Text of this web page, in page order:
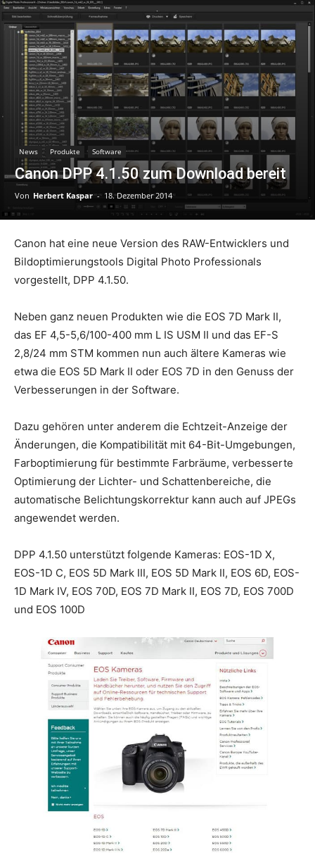
News Produkte Software
Canon DPP 4.1.50 zum Download bereit
Von Herbert Kaspar - 18. Dezember 2014
Canon hat eine neue Version des RAW-Entwicklers und
Bildoptimierungstools Digital Photo Professionals
vorgestellt, DPP 4.1.50.
Neben ganz neuen Produkten wie die EOS 7D Mark II,
das EF 4,5-5,6/100-400 mm L IS USM II und das EF-S
2,8/24 mm STM kommen nun auch ältere Kameras wie
etwa die EOS 5D Mark II oder EOS 7D in den Genuss der
Verbesserungen in der Software.
Dazu gehören unter anderem die Echtzeit-Anzeige der
Änderungen, die Kompatibilität mit 64-Bit-Umgebungen,
Farboptimierung für bestimmte Farbräume, verbesserte
Optimierung der Lichter- und Schattenbereiche, die
automatische Belichtungskorrektur kann auch auf JPEGs
angewendet werden.
DPP 4.1.50 unterstützt folgende Kameras: EOS-1D X,
EOS-1D C, EOS 5D Mark III, EOS 5D Mark II, EOS 6D, EOS-
1D Mark IV, EOS 70D, EOS 7D Mark II, EOS 7D, EOS 700D
und EOS 100D